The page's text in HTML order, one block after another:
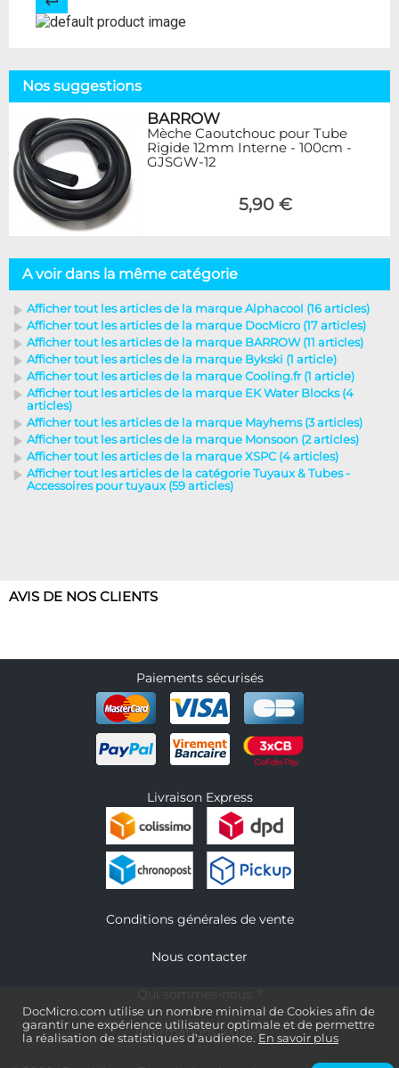
DocMicro.com utilise un nombre minimal de Cookies afin de
garantir une expérience utilisateur optimale et de permettre
la réalisation de statistiques d'audience. En savoir plus
Nos suggestions
BARROW
Mèche Caoutchouc pour Tube
Rigide 12mm Interne - 100cm -
GJSGW-12
5,90 €
A voir dans la même catégorie
Afficher tout les articles de la marque Alphacool (16 articles)
Afficher tout les articles de la marque DocMicro (17 articles)
Afficher tout les articles de la marque BARROW (11 articles)
Afficher tout les articles de la marque Bykski (1 article)
Afficher tout les articles de la marque Cooling.fr (1 article)
Afficher tout les articles de la marque EK Water Blocks (4
articles)
Afficher tout les articles de la marque Mayhems (3 articles)
Afficher tout les articles de la marque Monsoon (2 articles)
Afficher tout les articles de la marque XSPC (4 articles)
Afficher tout les articles de la catégorie Tuyaux & Tubes -
Accessoires pour tuyaux (59 articles)
AVIS DE NOS CLIENTS
Paiements sécurisés
Livraison Express
Conditions générales de vente
Nous contacter
Informations légales